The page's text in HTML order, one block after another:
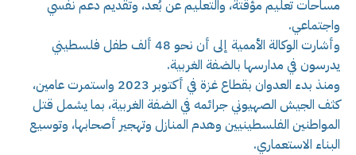
مساحات تعليم مؤقتة، والتعليم عن بُعد، وتقديم دعم نفسي
واجتماعي.
وأشارت الوكالة الأممية إلى أن نحو 48 ألف طفل فلسطيني
يدرسون في مدارسها بالضفة الغربية.
ومنذ بدء العدوان بقطاع غزة في أكتوبر 2023 واستمرت عامين،
كثف الجيش الصهيوني جرائمه في الضفة الغربية، بما يشمل قتل
المواطنين الفلسطينيين وهدم المنازل وتهجير أصحابها، وتوسيع
البناء الاستعماري.